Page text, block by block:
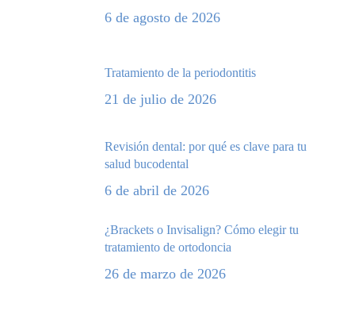
6 de agosto de 2026
Tratamiento de la periodontitis
21 de julio de 2026
Revisión dental: por qué es clave para tu
salud bucodental
6 de abril de 2026
¿Brackets o Invisalign? Cómo elegir tu
tratamiento de ortodoncia
26 de marzo de 2026